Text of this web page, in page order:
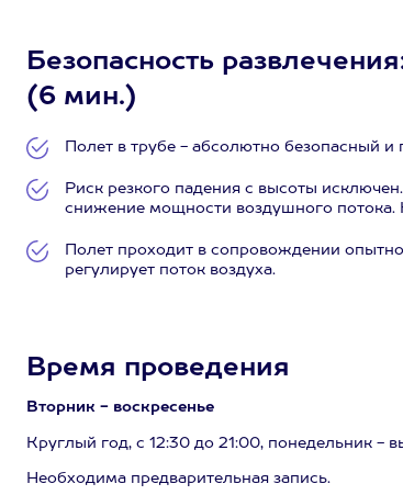
Безопасность
(6 мин.)
Полет в трубе - абсолютно безопасный
Риск резкого падения с высоты
снижение мощности воздушного потока.
Полет проходит в сопровождении
регулирует поток воздуха.
Время проведения
Вторник - воскресенье
Круглый год, с 12:30 до 21:00, понедельник -
Необходима предварительная запись.